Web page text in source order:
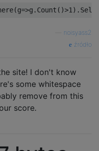
noisyass2
źródło
site! I don't know
some whitespace
remove from this
score.